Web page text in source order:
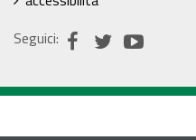
Seguici: